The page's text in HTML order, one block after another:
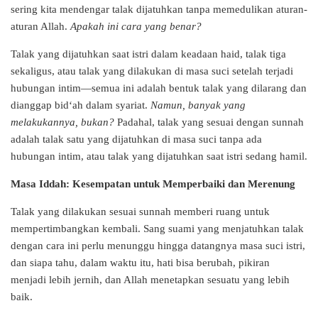
sering kita mendengar talak dijatuhkan tanpa memedulikan aturan-
aturan Allah. Apakah ini cara yang benar?
Talak yang dijatuhkan saat istri dalam keadaan haid, talak tiga
sekaligus, atau talak yang dilakukan di masa suci setelah terjadi
hubungan intim—semua ini adalah bentuk talak yang dilarang dan
dianggap bid‘ah dalam syariat. Namun, banyak yang
melakukannya, bukan? Padahal, talak yang sesuai dengan sunnah
adalah talak satu yang dijatuhkan di masa suci tanpa ada
hubungan intim, atau talak yang dijatuhkan saat istri sedang hamil.
Masa Iddah: Kesempatan untuk Memperbaiki dan Merenung
Talak yang dilakukan sesuai sunnah memberi ruang untuk
mempertimbangkan kembali. Sang suami yang menjatuhkan talak
dengan cara ini perlu menunggu hingga datangnya masa suci istri,
dan siapa tahu, dalam waktu itu, hati bisa berubah, pikiran
menjadi lebih jernih, dan Allah menetapkan sesuatu yang lebih
baik.